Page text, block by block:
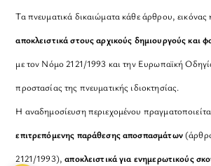
Τα πνευματικά δικαιώματα κάθε άρθρου, εικόνας
αποκλειστικά στους αρχικούς δημιουργούς και
με τον Νόμο 2121/1993 και την Ευρωπαϊκή
προστασίας της πνευματικής ιδιοκτησίας.
Η αναδημοσίευση περιεχομένου
επιτρεπόμενης παράθεσης αποσπασμάτων
2121/1993), αποκλειστικά για ενημερωτικούς